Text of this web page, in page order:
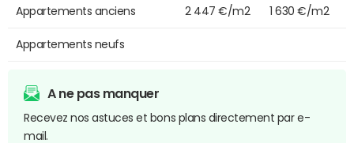
Appartements anciens 2 447 €/m2 1 630 €/m2
Appartements neufs
A ne pas manquer
Recevez nos astuces et bons plans directement par e-
mail.